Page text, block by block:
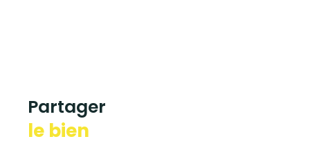
partager
le bien